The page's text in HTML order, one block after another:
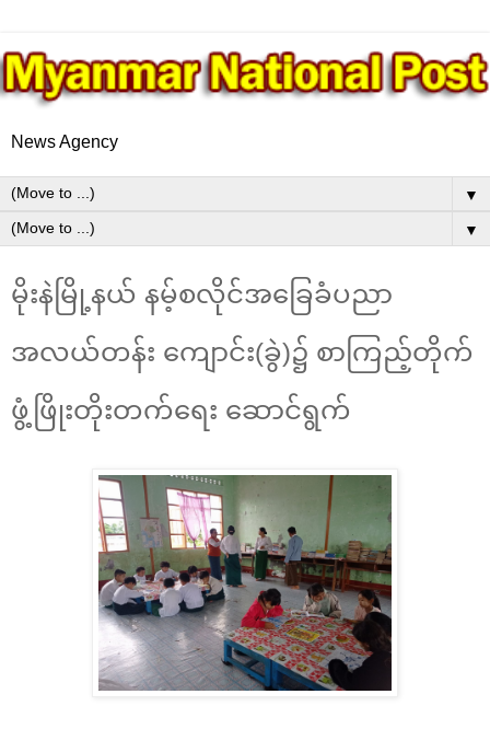
News Agency
▼
▼
မိုးနဲမြို့နယ် နမ့်စလိုင်အခြေခံပညာ
အလယ်တန်း ကျောင်း(ခွဲ)၌ ‌စာကြည့်တိုက်
ဖွံ့ဖြိုးတိုးတက်ရေး ဆောင်ရွက်